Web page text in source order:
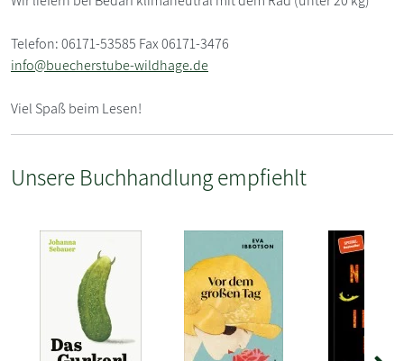
Telefon: 06171-53585 Fax 06171-3476
info@buecherstube-wildhage.de
Viel Spaß beim Lesen!
Unsere Buchhandlung empfiehlt